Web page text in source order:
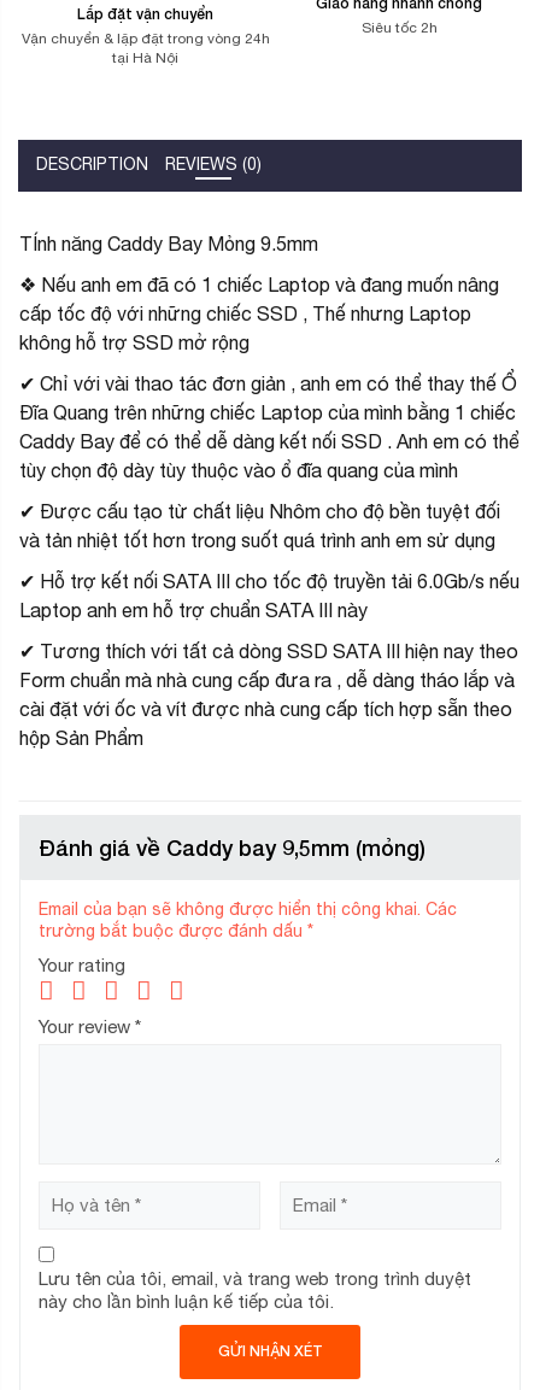
Lắp đặt vận chuyển
Vận chuyển & lặp đặt trong vòng 24h
tại Hà Nội
Siêu tốc 2h
DESCRIPTION REVIEWS (0)
TÍnh năng Caddy Bay Mỏng 9.5mm
❖ Nếu anh em đã có 1 chiếc Laptop và đang muốn nâng
cấp tốc độ với những chiếc SSD , Thế nhưng Laptop
không hỗ trợ SSD mở rộng
✔ Chỉ với vài thao tác đơn giản , anh em có thể thay thế Ổ
Đĩa Quang trên những chiếc Laptop của mình bằng 1 chiếc
Caddy Bay để có thể dễ dàng kết nối SSD . Anh em có thể
tùy chọn độ dày tùy thuộc vào ổ đĩa quang của mình
✔ Được cấu tạo từ chất liệu Nhôm cho độ bền tuyệt đối
và tản nhiệt tốt hơn trong suốt quá trình anh em sử dụng
✔ Hỗ trợ kết nối SATA III cho tốc độ truyền tải 6.0Gb/s nếu
Laptop anh em hỗ trợ chuẩn SATA III này
✔ Tương thích với tất cả dòng SSD SATA III hiện nay theo
Form chuẩn mà nhà cung cấp đưa ra , dễ dàng tháo lắp và
cài đặt với ốc và vít được nhà cung cấp tích hợp sẵn theo
hộp Sản Phẩm
Đánh giá về Caddy bay 9,5mm (mỏng)
Email của bạn sẽ không được hiển thị công khai. Các
trường bắt buộc được đánh dấu *
Your rating
Your review *
Lưu tên của tôi, email, và trang web trong trình duyệt
này cho lần bình luận kế tiếp của tôi.